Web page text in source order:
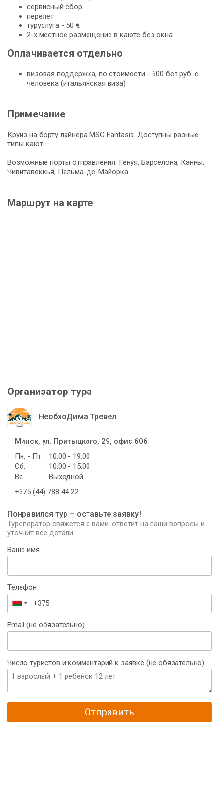
сервисный сбор
перелет
туруслуга - 50 €
2-х местное размещение в каюте без окна
Оплачивается отдельно
визовая поддержка, по стоимости - 600 бел.руб. с
человека (итальянская виза)
Примечание
Круиз на борту лайнера MSC Fantasia. Доступны разные
типы кают.
Возможные порты отправления: Генуя, Барселона, Канны,
Чивитавеккья, Пальма-де-Майорка.
Маршрут на карте
Организатор тура
НеобхоДима Тревел
Минск, ул. Притыцкого, 29, офис 606
Пн. - Пт.
10:00 - 19:00
Сб.
10:00 - 15:00
Вс.
Выходной
+375 (44) 788 44 22
Понравился тур – оставьте заявку!
Туроператор свяжется с вами, ответит на ваши вопросы и
уточнит все детали.
Ваше имя
Телефон
Беларусь
+375
Email (не обязательно)
Число туристов и комментарий к заявке (не обязательно)
Отправить